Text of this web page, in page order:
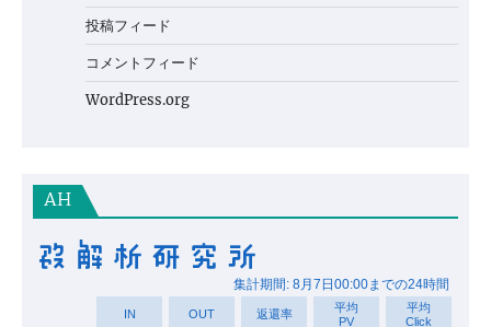
投稿フィード
コメントフィード
WordPress.org
AH